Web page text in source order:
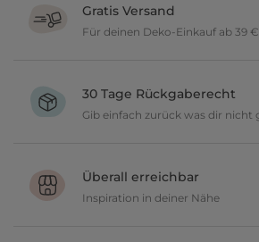
Gratis Versand
Für deinen Deko-Einkauf ab 39 €
30 Tage Rückgaberecht
Gib einfach zurück was dir nicht
geben dir 30 Tage Zeit etwas
Überall erreichbar
Inspiration in deiner Nähe